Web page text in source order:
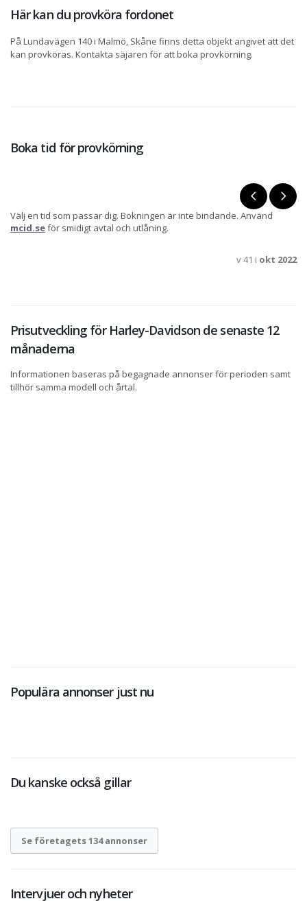
Här kan du provköra fordonet
På Lundavägen 140 i Malmö, Skåne finns detta objekt angivet att det
kan provköras. Kontakta säjaren för att boka provkörning.
Boka tid för provkörning
Välj en tid som passar dig. Bokningen är inte bindande. Använd
mcid.seför smidigt avtal och utlåning.
v 41 i okt 2022
Prisutveckling för Harley-Davidson de senaste 12
månaderna
Informationen baseras på begagnade annonser för perioden samt
tillhör samma modell och årtal.
Populära annonser just nu
Du kanske också gillar
Se företagets 134 annonser
Intervjuer och nyheter